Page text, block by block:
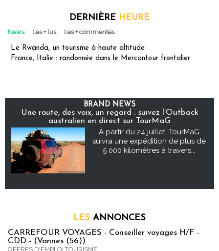
DERNIÈRE HEURE
News Les + lus Les + commentés
Le Rwanda, un tourisme à haute altitude
France, Italie : randonnée dans le Mercantour frontalier
BRAND NEWS
Une route, des voix, un regard : suivez l’Outback
australien en direct sur TourMaG
À partir du 24 juillet, TourMaG
suivra une expédition de plus de
5 000 kilomètres à travers...
LES ANNONCES
CARREFOUR VOYAGES - Conseiller voyages H/F -
CDD - (Vannes (56))
OFFRES D'EMPLOI TOURISME